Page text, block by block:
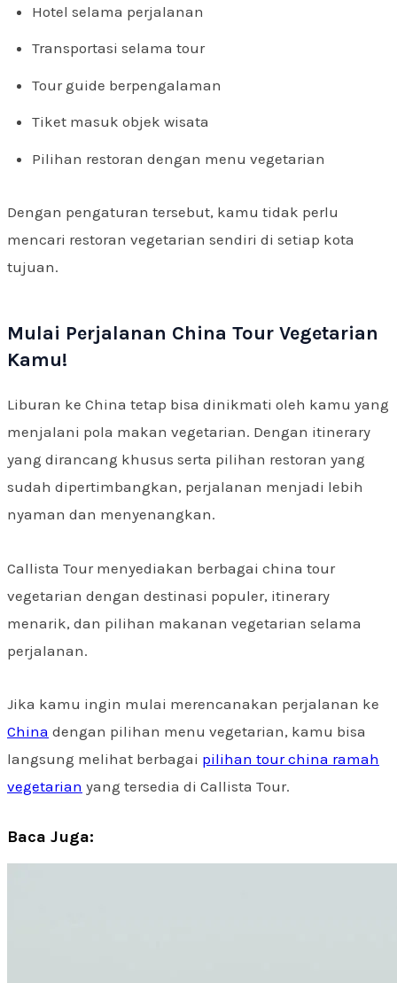
Hotel selama perjalanan
Transportasi selama tour
Tour guide berpengalaman
Tiket masuk objek wisata
Pilihan restoran dengan menu vegetarian
Dengan pengaturan tersebut, kamu tidak perlu
mencari restoran vegetarian sendiri di setiap kota
tujuan.
Mulai Perjalanan China Tour Vegetarian
Kamu!
Liburan ke China tetap bisa dinikmati oleh kamu yang
menjalani pola makan vegetarian. Dengan itinerary
yang dirancang khusus serta pilihan restoran yang
sudah dipertimbangkan, perjalanan menjadi lebih
nyaman dan menyenangkan.
Callista Tour menyediakan berbagai china tour
vegetarian dengan destinasi populer, itinerary
menarik, dan pilihan makanan vegetarian selama
perjalanan.
Jika kamu ingin mulai merencanakan perjalanan ke
China dengan pilihan menu vegetarian, kamu bisa
langsung melihat berbagai pilihan tour china ramah
vegetarian yang tersedia di Callista Tour.
Baca Juga: